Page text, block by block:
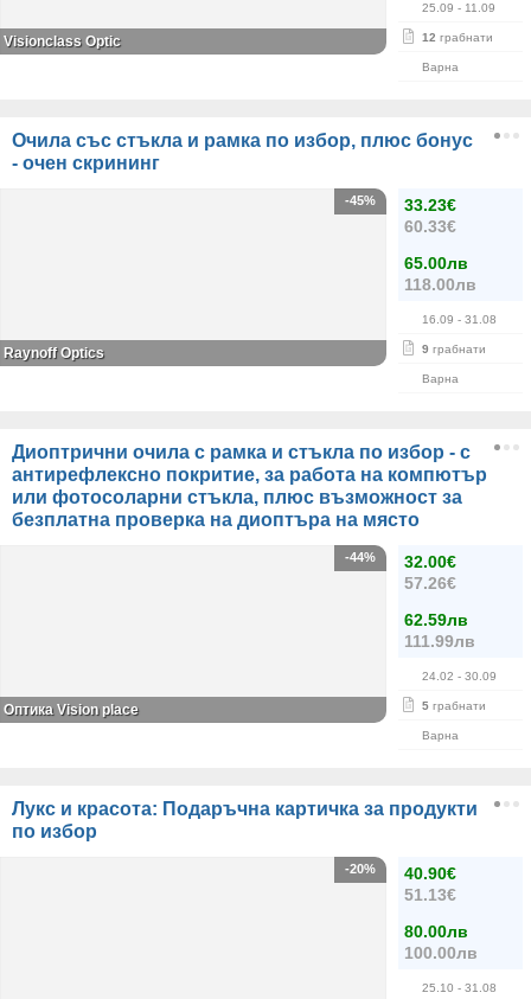
25.09 - 11.09
12 грабнати
Варна
Visionclass Optic
Очила със стъкла и рамка по избор, плюс бонус
- очен скрининг
33.23€
60.33€
65.00лв
118.00лв
16.09 - 31.08
9 грабнати
Варна
-45%
Raynoff Optics
Диоптрични очила с рамка и стъкла по избор - с
антирефлексно покритие, за работа на компютър
или фотосоларни стъкла, плюс възможност за
безплатна проверка на диоптъра на място
32.00€
57.26€
62.59лв
111.99лв
24.02 - 30.09
5 грабнати
Варна
-44%
Оптика Vision place
Лукс и красота: Подаръчна картичка за продукти
по избор
40.90€
51.13€
80.00лв
100.00лв
25.10 - 31.08
-20%